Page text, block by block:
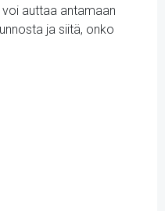
auttaa antamaan
ja siitä, onko